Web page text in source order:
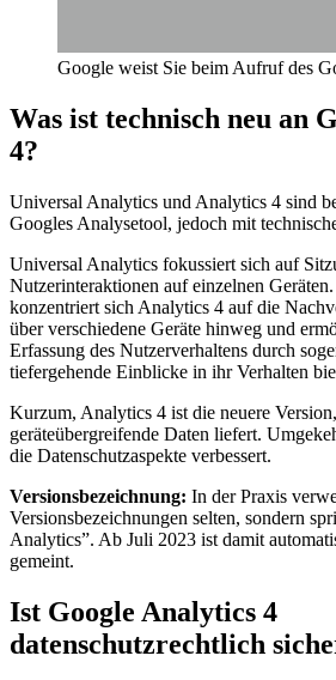
Google weist Sie beim Aufruf des
Was ist technisch neu an
4?
Universal Analytics und Analytics 4 sind
Googles Analysetool, jedoch mit
Universal Analytics fokussiert sich auf
Nutzerinteraktionen auf einzelnen
konzentriert sich Analytics 4 auf die
über verschiedene Geräte hinweg und
Erfassung des Nutzerverhaltens durch
tiefergehende Einblicke in ihr Verhalten
Kurzum, Analytics 4 ist die neuere
geräteübergreifende Daten liefert.
die Datenschutzaspekte verbessert.
Versionsbezeichnung: In der Praxis
Versionsbezeichnungen selten, sondern
Analytics”. Ab Juli 2023 ist damit
gemeint.
Ist Google Analytics 4
datenschutzrechtlich